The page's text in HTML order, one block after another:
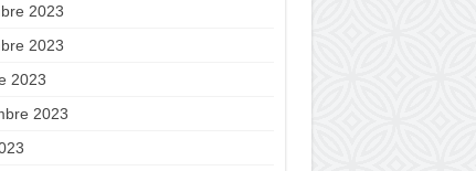
2023
2023
2023
2023